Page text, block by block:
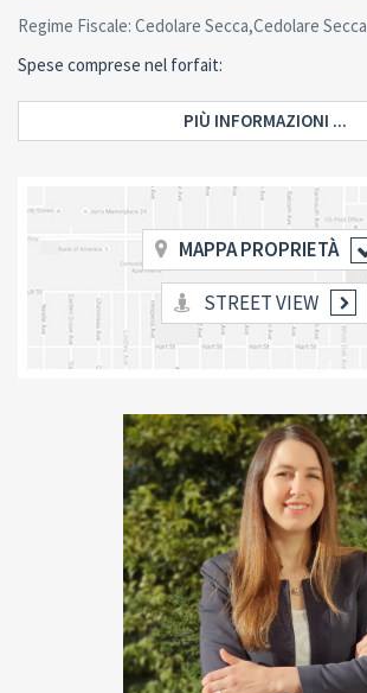
Regime Fiscale: Cedolare Secca,Cedolare Secca
Spese comprese nel forfait:
PIÙ INFORMAZIONI ...
MAPPA PROPRIETÀ
STREET VIEW